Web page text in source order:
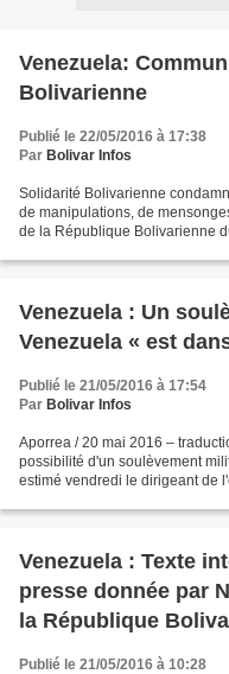
Venezuela:
Bolivarienne
Publié le 22/05/2016 à 17:38
Par Bolivar Infos
Solidarité Bolivarienne
de manipulations, de
de la République Bolivarienne
Venezuela : Un
Venezuela « est
Publié le 21/05/2016 à 17:54
Par Bolivar Infos
Aporrea / 20 mai 2016 –
possibilité d'un soulèvement
estimé vendredi le dirigeant de
Venezuela : Texte
presse donnée par
la République
Publié le 21/05/2016 à 10:28